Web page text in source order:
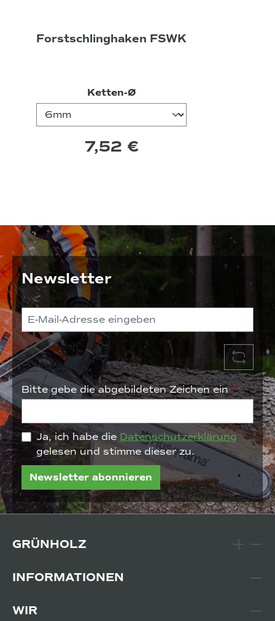
Forstschlinghaken FSWK
Ketten-Øauswählen
7,52 €
Newsletter
Bitte gebe die abgebildeten Zeichen ein*
Ja, ich habe die Datenschutzerklärung
gelesen und stimme dieser zu.
Newsletter abonnieren
GRÜNHOLZ
INFORMATIONEN
WIR